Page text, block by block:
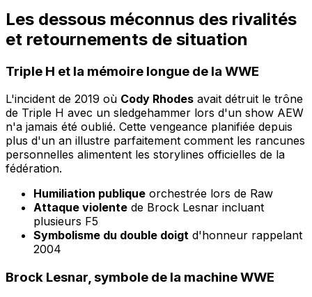
Les dessous méconnus des rivalités
et retournements de situation
Triple H et la mémoire longue de la WWE
L'incident de 2019 où Cody Rhodes avait détruit le trône
de Triple H avec un sledgehammer lors d'un show AEW
n'a jamais été oublié. Cette vengeance planifiée depuis
plus d'un an illustre parfaitement comment les rancunes
personnelles alimentent les storylines officielles de la
fédération.
Humiliation publique orchestrée lors de Raw
Attaque violente de Brock Lesnar incluant
plusieurs F5
Symbolisme du double doigt d'honneur rappelant
2004
Brock Lesnar, symbole de la machine WWE